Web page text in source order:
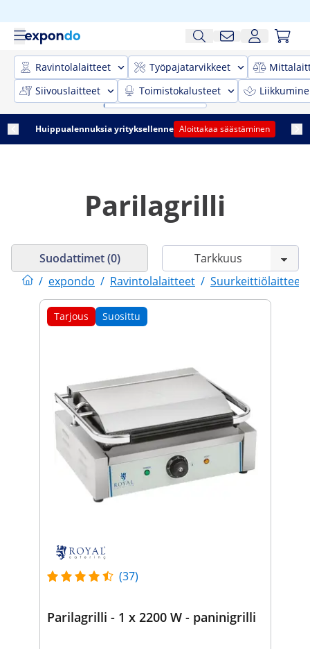
Ravintolalaitteet Työpajatarvikkeet
Siivouslaitteet
Toimistokalusteet
Huippualennuksia yrityksellenne Aloittakaa säästäminen
Parilagrilli
/ expondo / Ravintolalaitteet / Suurkeittiölaitteet
Suodattimet (0)
Tarjous Suosittu
(37)
Parilagrilli - 1 x 2200 W - paninigrilli